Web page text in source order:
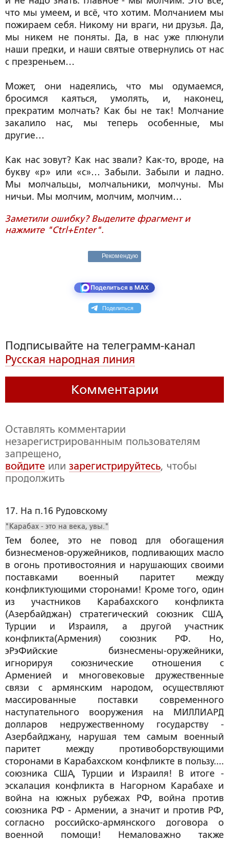
что мы умеем, и всё, что хотим. Молчанием мы
пожираем себя. Никому ни враги, ни друзья. Да,
мы никем не поняты. Да, в нас уже плюнули
наши предки, и наши святые отвернулись от нас
с презреньем…
Может, они надеялись, что мы одумаемся,
бросимся каяться, умолять, и, наконец,
прекратим молчать? Как бы не так! Молчание
закалило нас, мы теперь особенные, мы
другие…
Как нас зовут? Как нас звали? Как-то, вроде, на
букву «р» или «с»… Забыли. Забыли и ладно.
Мы молчальцы, молчальники, молчуны. Мы
ничьи. Мы молчим, молчим, молчим…
Заметили ошибку? Выделите фрагмент и
нажмите "Ctrl+Enter".
Рекомендую
Поделиться в MAX
Поделиться
Подписывайте на телеграмм-канал
Русская народная линия
Комментарии
Оставлять комментарии
незарегистрированным пользователям
запрещено,
войдите или зарегистрируйтесь, чтобы
продолжить
17. На п.16 Рудовскому
"Карабах - это на века, увы."
Тем более, это не повод для обогащения
бизнесменов-оружейников, подливающих масло
в огонь противостояния и нарушающих своими
поставками военный паритет между
конфликтующими сторонами! Кроме того, один
из участников Карабахского конфликта
(Азербайджан) стратегический союзник США,
Турции и Израиля, а другой участник
конфликта(Армения) союзник РФ. Но,
эРэФийские бизнесмены-оружейники,
игнорируя союзнические отношения с
Арменией и многовековые дружественные
связи с армянским народом, осуществляют
массированные поставки современного
наступательного вооружения на МИЛЛИАРД
долларов недружественному государству -
Азербайджану, нарушая тем самым военный
паритет между противоборствующими
сторонами в Карабахском конфликте в пользу....
союзника США, Турции и Израиля! В итоге -
эскалация конфликта в Нагорном Карабахе и
война на южных рубежах РФ, война против
союзника РФ - Армении, а значит и против РФ,
согласно российско-армянского договора о
военной помощи! Немаловажно также